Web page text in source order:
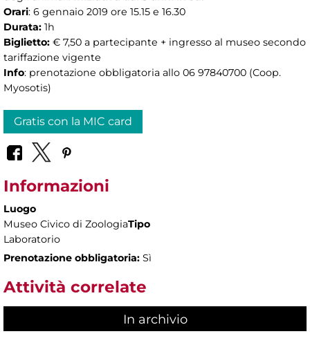
Orari: 6 gennaio 2019 ore 15.15 e 16.30
Durata: 1h
Biglietto: € 7,50 a partecipante + ingresso al museo secondo
tariffazione vigente
Info: prenotazione obbligatoria allo 06 97840700 (Coop.
Myosotis)
Gratis con la MIC card
Informazioni
Luogo
Museo Civico di ZoologiaTipo
Laboratorio
Prenotazione obbligatoria: Sì
Attività correlate
In archivio